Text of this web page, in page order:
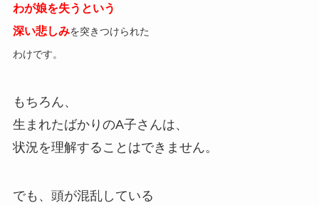
わが娘を失うという
深い悲しみを突きつけられた
わけです。
もちろん、
生まれたばかりのA子さんは、
状況を理解することはできません。
でも、頭が混乱している